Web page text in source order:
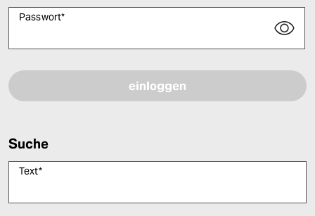
Passwort*
Suche
Text*